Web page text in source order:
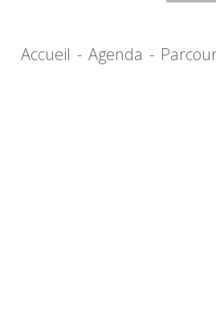
Accueil - Agenda -